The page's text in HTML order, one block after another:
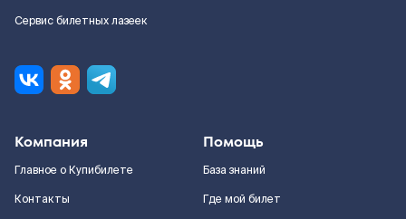
Сервис билетных лазеек
Компания
Главное о Купибилете
Контакты
Помощь
База знаний
Где мой билет